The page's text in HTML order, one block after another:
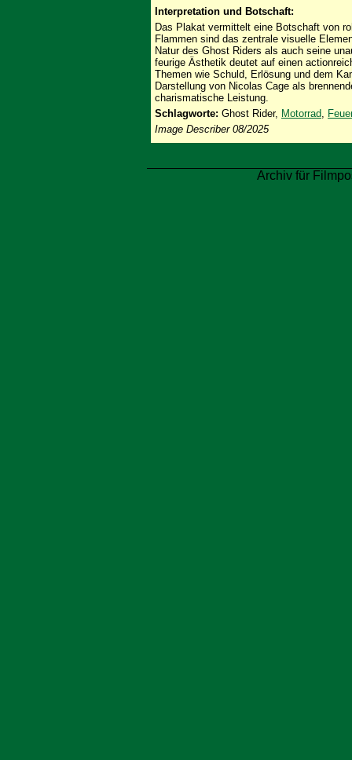
Interpretation und Botschaft:
Das Plakat vermittelt eine Botschaft von
Flammen sind das zentrale visuelle
Natur des Ghost Riders als auch seine
feurige Ästhetik deutet auf einen
Themen wie Schuld, Erlösung und dem
Darstellung von Nicolas Cage als
charismatische Leistung.
Schlagworte: Ghost Rider, Motorrad, Feuer
Image Describer 08/2025
Archiv für